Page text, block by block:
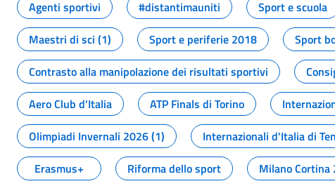
Agenti sportivi
#distantimauniti Sport e scuola
Maestri di sci (1)
Sport e periferie 2018 Sport
Contrasto alla manipolazione dei risultati sportivi
Aero Club d'Italia
ATP Finals di Torino
Olimpiadi Invernali 2026 (1)
Internazionali d'Italia di
Erasmus+
Riforma dello sport Milano Cortina